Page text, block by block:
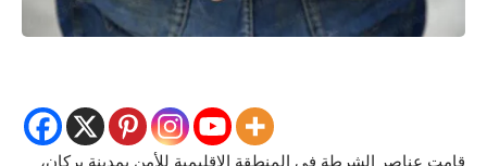
قامت عناصر الشرطة في المنطقة الإقليمية للأمن بمدينة بركان،